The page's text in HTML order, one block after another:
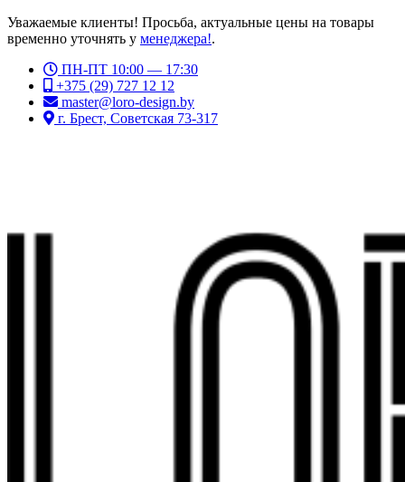
Уважаемые клиенты! Просьба, актуальные цены на товары
временно уточнять у менеджера!.
ПН-ПТ 10:00 — 17:30
+375 (29) 727 12 12
master@loro-design.by
г. Брест, Советская 73-317